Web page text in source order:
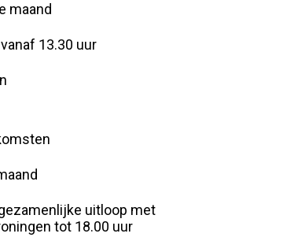
maand
13.30 uur
uitloop met
tot 18.00 uur